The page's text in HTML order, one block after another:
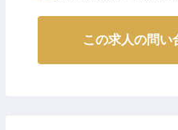
この求人の問い